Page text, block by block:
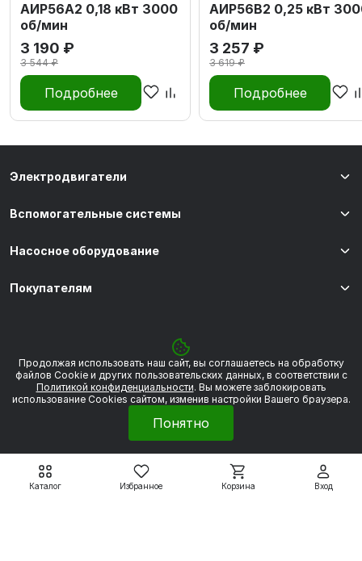
Каталог Избранное Корзина Вход
АИР56А2 0,18 кВт 3000
об/мин
3 190 ₽
3 544 ₽
Подробнее
АИР56В2 0,25 кВт
об/мин
3 257 ₽
3 619 ₽
Подробнее
© 2026 «УЭСК-ТЕХНОЛОГИИ»
Электродвигатели
Вспомогательные системы
Насосное оборудование
Покупателям
Режим работы
г. Екатеринбург с 09:00 до 18:00
Продолжая использовать наш сайт, вы соглашаетесь на обработку
файлов Сookie и других пользовательских данных, в соответствии с
Политикой конфиденциальности. Вы можете заблокировать
использование Cookies сайтом, изменив настройки Вашего браузера.
Понятно